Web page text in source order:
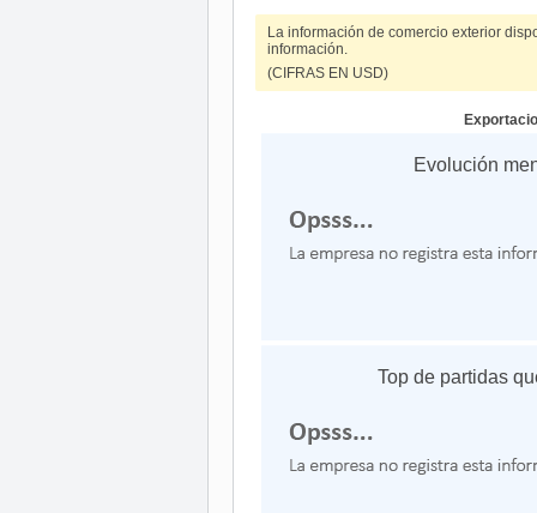
La información de comercio exterior
información.
(CIFRAS EN USD)
Evolución
Top de partidas